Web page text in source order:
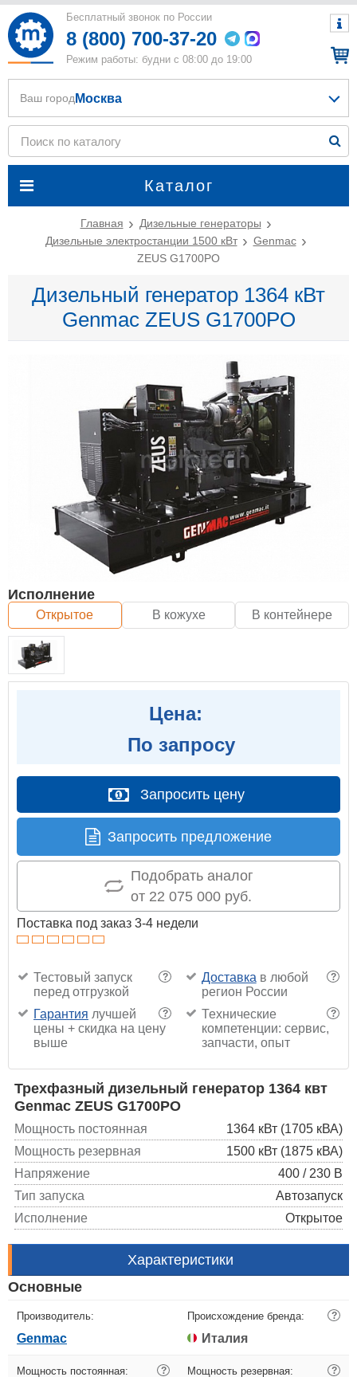
Бесплатный звонок по России
8 (800) 700-37-20
Режим работы: будни с 08:00 до 19:00
Каталог
Ваш город Москва
Главная
Дизельные генераторы
Дизельные электростанции 1500 кВт
Genmac
ZEUS G1700PO
Дизельный генератор 1364 кВт
Genmac ZEUS G1700PO
Исполнение
Открытое В кожухе В контейнере
Цена:
По запросу
Запросить цену
Запросить предложение
Подобрать аналог
от 22 075 000 руб.
Поставка под заказ 3-4 недели
?
Тестовый запуск
перед отгрузкой
?
Доставка в любой
регион России
?
Гарантия лучшей
цены + скидка на цену
выше
?
Технические
компетенции: сервис,
запчасти, опыт
Трехфазный дизельный генератор 1364 квт
Genmac ZEUS G1700PO
Мощность постоянная
1364 кВт (1705 кВА)
Мощность резервная
1500 кВт (1875 кВА)
Напряжение
400 / 230 В
Тип запуска
Автозапуск
Исполнение
Открытое
Характеристики
Основные
Производитель:
Genmac
Происхождение бренда: ?
Италия
Мощность постоянная: ? Мощность резервная: ?